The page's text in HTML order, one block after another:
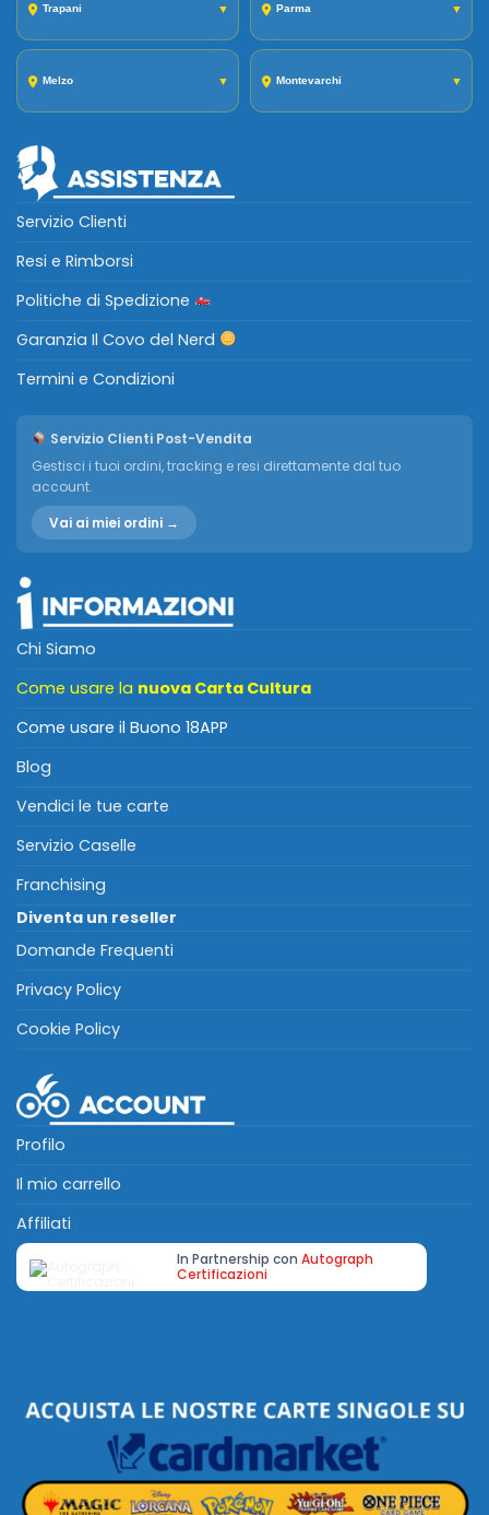
Trapani ▼ Parma ▼
Melzo ▼ Montevarchi ▼
Servizio Clienti
Resi e Rimborsi
Politiche di Spedizione
Garanzia Il Covo del Nerd
Termini e Condizioni
Servizio Clienti Post-Vendita
Gestisci i tuoi ordini, tracking e resi direttamente dal tuo
account.
Vai ai miei ordini →
Chi Siamo
Come usare la nuova Carta Cultura
Come usare il Buono 18APP
Blog
Vendici le tue carte
Servizio Caselle
Franchising
Diventa un reseller
Domande Frequenti
Privacy Policy
Cookie Policy
Profilo
Il mio carrello
Affiliati
In Partnership con Autograph
Certificazioni